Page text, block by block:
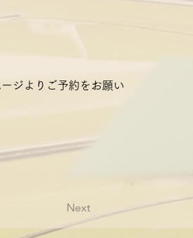
ジよりご予約をお願い
Next